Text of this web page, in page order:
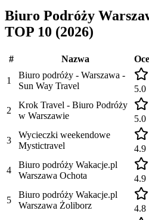
Biuro Podróży
TOP 10 (2026)
# Nazwa
1
Biuro podróży - Warszawa -
Sun Way Travel
5.0
2
Krok Travel - Biuro Podróży
w Warszawie
5.0
3
Wycieczki weekendowe
Mystictravel
4.9
4
Biuro podróży Wakacje.pl
Warszawa Ochota
4.9
5
Biuro podróży Wakacje.pl
Warszawa Żoliborz
4.8